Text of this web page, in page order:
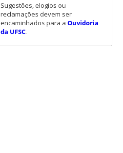
Sugestões, elogios ou
reclamações devem ser
encaminhados para a Ouvidoria
da UFSC.